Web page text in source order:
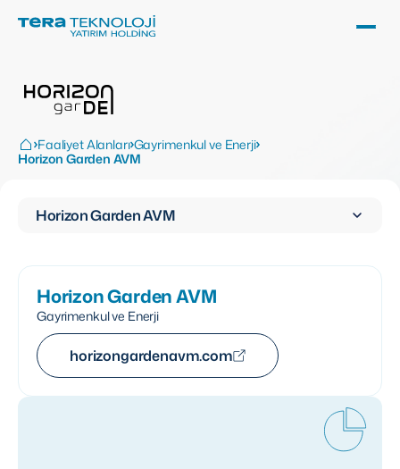
Faaliyet Alanları Gayrimenkul ve Enerji
Horizon Garden AVM
Horizon Garden AVM
Horizon Garden AVM
Gayrimenkul ve Enerji
horizongardenavm.com